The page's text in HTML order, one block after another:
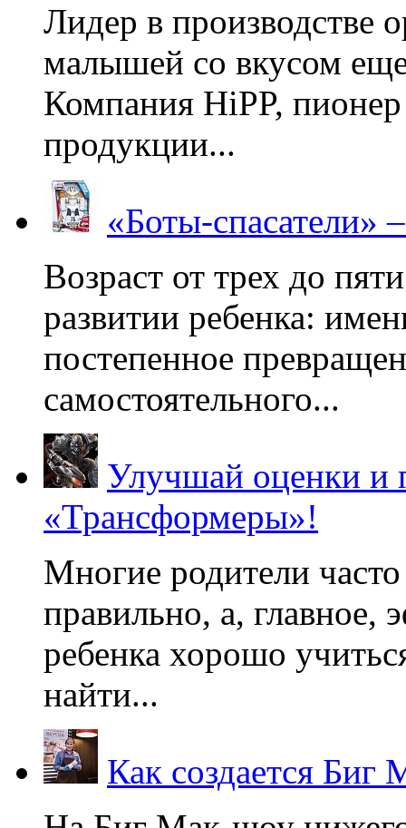
Лидер в производстве
малышей со вкусом
Компания HiPP, пионер
продукции...
«Боты-спасатели»
Возраст от трех до
развитии ребенка:
постепенное
самостоятельного...
Улучшай оценки и
«Трансформеры»!
Многие родители
правильно, а, главное,
ребенка хорошо
найти...
Как создается Биг